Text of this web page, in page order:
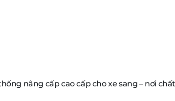
nâng cấp cao cấp cho xe sang – nơi